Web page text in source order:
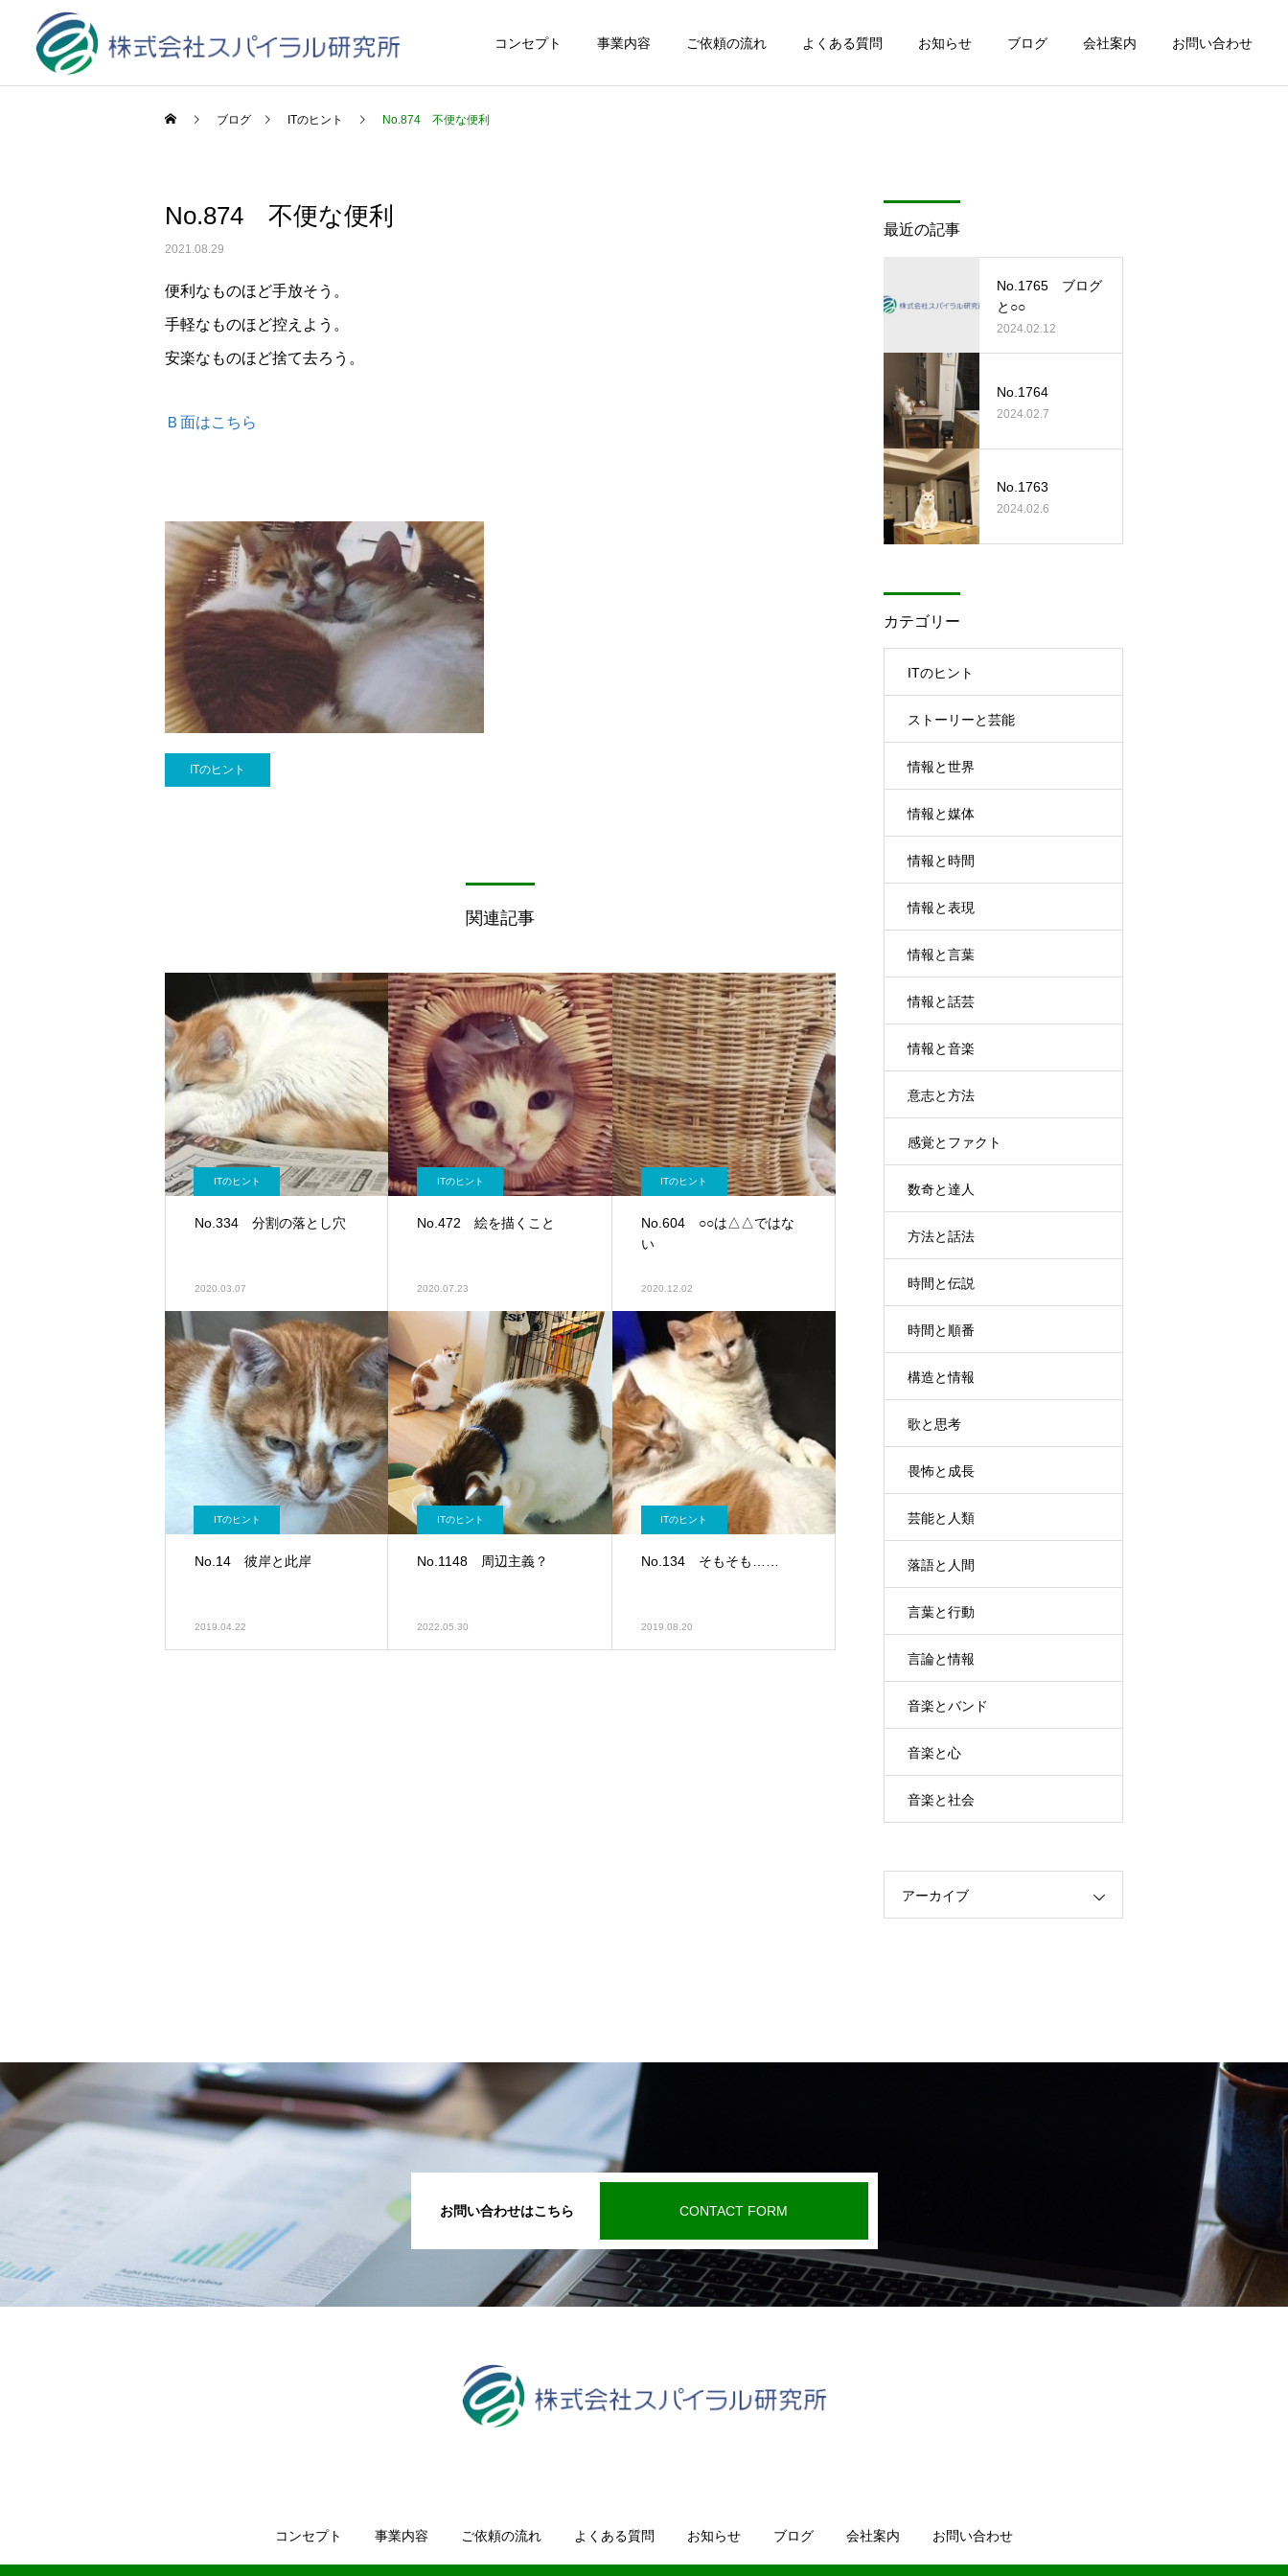
コンセプト 事業内容 ご依頼の流れ よくある質問 お知らせ ブログ 会社案内 お問い合わせ
ブログ ITのヒント No.874 不便な便利
No.874 不便な便利
2021.08.29
便利なものほど手放そう。
手軽なものほど控えよう。
安楽なものほど捨て去ろう。
Ｂ面はこちら
ITのヒント
関連記事
ITのヒント
No.334 分割の落とし穴
2020.03.07
ITのヒント
No.472 絵を描くこと
2020.07.23
ITのヒント
No.604 ○○は△△ではな
い
2020.12.02
ITのヒント
No.14 彼岸と此岸
2019.04.22
ITのヒント
No.1148 周辺主義？
2022.05.30
ITのヒント
No.134 そもそも……
2019.08.20
最近の記事
No.1765 ブログ
と○○
2024.02.12
No.1764
2024.02.7
No.1763
2024.02.6
カテゴリー
ITのヒント
ストーリーと芸能
情報と世界
情報と媒体
情報と時間
情報と表現
情報と言葉
情報と話芸
情報と音楽
意志と方法
感覚とファクト
数奇と達人
方法と話法
時間と伝説
時間と順番
構造と情報
歌と思考
畏怖と成長
芸能と人類
落語と人間
言葉と行動
言論と情報
音楽とバンド
音楽と心
音楽と社会
アーカイブ
お問い合わせはこちら CONTACT FORM
コンセプト 事業内容 ご依頼の流れ よくある質問 お知らせ ブログ 会社案内 お問い合わせ